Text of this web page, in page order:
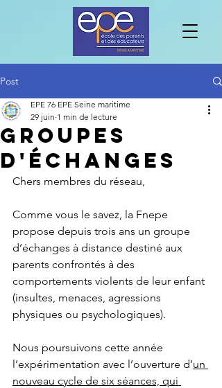
Post
GROUPES
D'ÉCHANGES
EPE 76 EPE Seine maritime
29 juin 1 min de lecture
Chers membres du réseau,
Comme vous le savez, la Fnepe
propose depuis trois ans un groupe
d’échanges à distance destiné aux
parents confrontés à des
comportements violents de leur enfant
(insultes, menaces, agressions
physiques ou psychologiques).
Nous poursuivons cette année
l’expérimentation avec l’ouverture d’un
nouveau cycle de six séances, qui